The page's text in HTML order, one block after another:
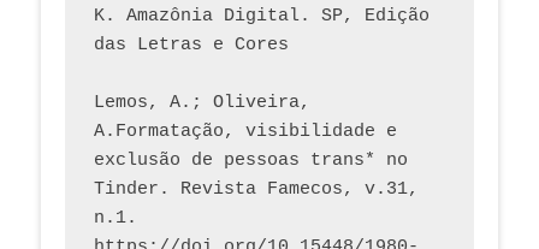
K. Amazônia Digital. SP, Edição
das Letras e Cores
Lemos, A.; Oliveira,
A.Formatação, visibilidade e
exclusão de pessoas trans* no
Tinder. Revista Famecos, v.31,
n.1.